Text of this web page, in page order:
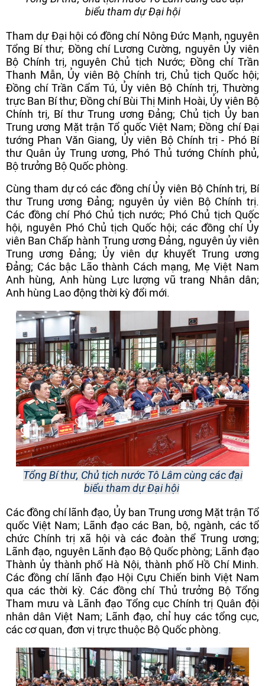
biểu tham dự Đại hội
Tham dự Đại hội có đồng chí Nông Đức Mạnh, nguyên
Tổng Bí thư; Đồng chí Lương Cường, nguyên Ủy viên
Bộ Chính trị, nguyên Chủ tịch Nước; Đồng chí Trần
Thanh Mẫn, Ủy viên Bộ Chính trị, Chủ tịch Quốc hội;
Đồng chí Trần Cẩm Tú, Ủy viên Bộ Chính trị, Thường
trực Ban Bí thư; Đồng chí Bùi Thị Minh Hoài, Ủy viên Bộ
Chính trị, Bí thư Trung ương Đảng; Chủ tịch Ủy ban
Trung ương Mặt trận Tổ quốc Việt Nam; Đồng chí Đại
tướng Phan Văn Giang, Ủy viên Bộ Chính trị - Phó Bí
thư Quân ủy Trung ương, Phó Thủ tướng Chính phủ,
Bộ trưởng Bộ Quốc phòng.
Cùng tham dự có các đồng chí Ủy viên Bộ Chính trị, Bí
thư Trung ương Đảng; nguyên ủy viên Bộ Chính trị.
Các đồng chí Phó Chủ tịch nước; Phó Chủ tịch Quốc
hội, nguyên Phó Chủ tịch Quốc hội; các đồng chí Ủy
viên Ban Chấp hành Trung ương Đảng, nguyên ủy viên
Trung ương Đảng; Ủy viên dự khuyết Trung ương
Đảng; Các bậc Lão thành Cách mạng, Mẹ Việt Nam
Anh hùng, Anh hùng Lực lượng vũ trang Nhân dân;
Anh hùng Lao động thời kỳ đổi mới.
Tổng Bí thư, Chủ tịch nước Tô Lâm cùng các đại
biểu tham dự Đại hội
Các đồng chí lãnh đạo, Ủy ban Trung ương Mặt trận Tổ
quốc Việt Nam; Lãnh đạo các Ban, bộ, ngành, các tổ
chức Chính trị xã hội và các đoàn thể Trung ương;
Lãnh đạo, nguyên Lãnh đạo Bộ Quốc phòng; Lãnh đạo
Thành ủy thành phố Hà Nội, thành phố Hồ Chí Minh.
Các đồng chí lãnh đạo Hội Cựu Chiến binh Việt Nam
qua các thời kỳ. Các đồng chí Thủ trưởng Bộ Tổng
Tham mưu và Lãnh đạo Tổng cục Chính trị Quân đội
nhân dân Việt Nam; Lãnh đạo, chỉ huy các tổng cục,
các cơ quan, đơn vị trực thuộc Bộ Quốc phòng.